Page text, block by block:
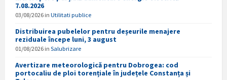
7.08.2026
03/08/2026 in Utilitati publice
Distribuirea pubelelor pentru deșeurile menajere
reziduale începe luni, 3 august
01/08/2026 in Salubrizare
Avertizare meteorologică pentru Dobrogea: cod
portocaliu de ploi torențiale în județele Constanța și